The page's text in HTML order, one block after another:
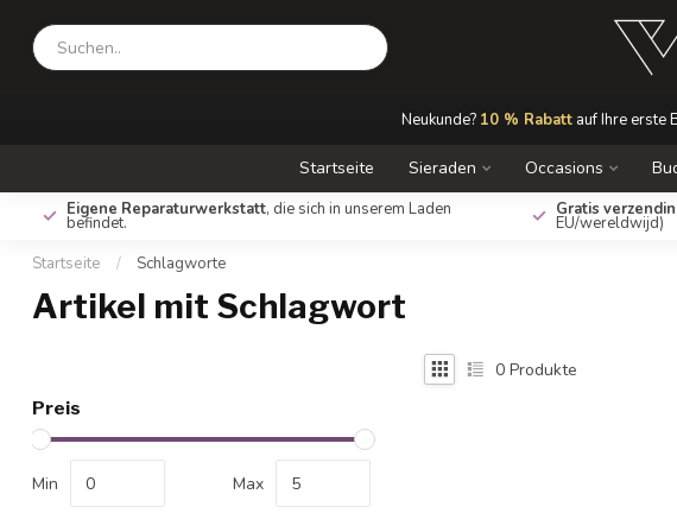
Neukunde? 10 % Rabattauf Ihre erste
Startseite Sieraden Occasions
Eigene Reparaturwerkstatt, die sich in unserem Laden
befindet.
Gratis
EU/wereldwijd)
Startseite / Schlagworte
Artikel mit Schlagwort
Preis
Min Max
0 Produkte